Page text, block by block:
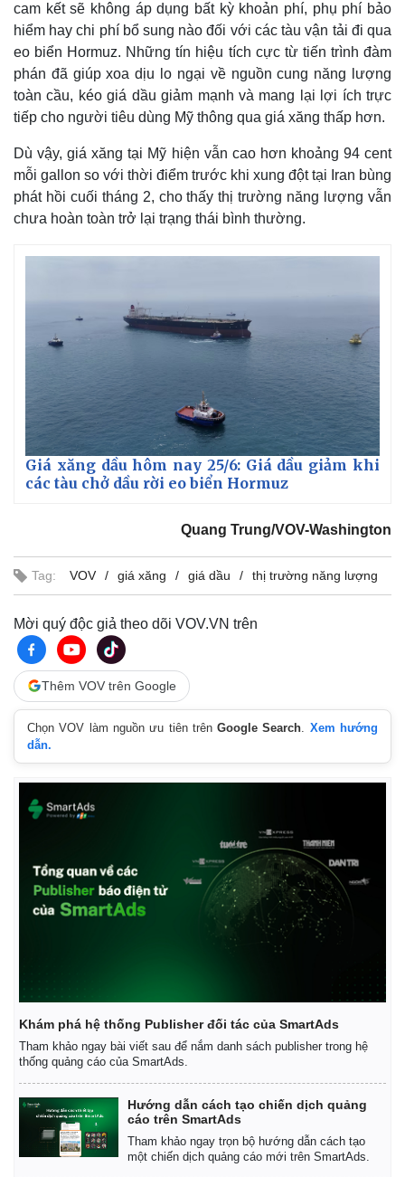
Quan sát
Cuộc sống đó đây
Hồ sơ
Video
Ảnh
E-Magazine
Infographic
cam kết sẽ không áp dụng bất kỳ khoản phí, phụ phí bảo
hiểm hay chi phí bổ sung nào đối với các tàu vận tải đi qua
eo biển Hormuz. Những tín hiệu tích cực từ tiến trình đàm
phán đã giúp xoa dịu lo ngại về nguồn cung năng lượng
toàn cầu, kéo giá dầu giảm mạnh và mang lại lợi ích trực
tiếp cho người tiêu dùng Mỹ thông qua giá xăng thấp hơn.
Dù vậy, giá xăng tại Mỹ hiện vẫn cao hơn khoảng 94 cent
mỗi gallon so với thời điểm trước khi xung đột tại Iran bùng
phát hồi cuối tháng 2, cho thấy thị trường năng lượng vẫn
chưa hoàn toàn trở lại trạng thái bình thường.
Giá xăng dầu hôm nay 25/6: Giá dầu giảm khi
các tàu chở dầu rời eo biển Hormuz
Quang Trung/VOV-Washington
Tag: VOV giá xăng giá dầu thị trường năng lượng
Mời quý độc giả theo dõi VOV.VN trên
Thêm VOV trên Google
Chọn VOV làm nguồn ưu tiên trênGoogle Search
Xem hướng
dẫn.
Khám phá hệ thống Publisher đối tác của SmartAds
Tham khảo ngay bài viết sau để nắm danh sách publisher trong hệ
thống quảng cáo của SmartAds.
Hướng dẫn cách tạo chiến dịch quảng
cáo trên SmartAds
Tham khảo ngay trọn bộ hướng dẫn cách tạo
một chiến dịch quảng cáo mới trên SmartAds.